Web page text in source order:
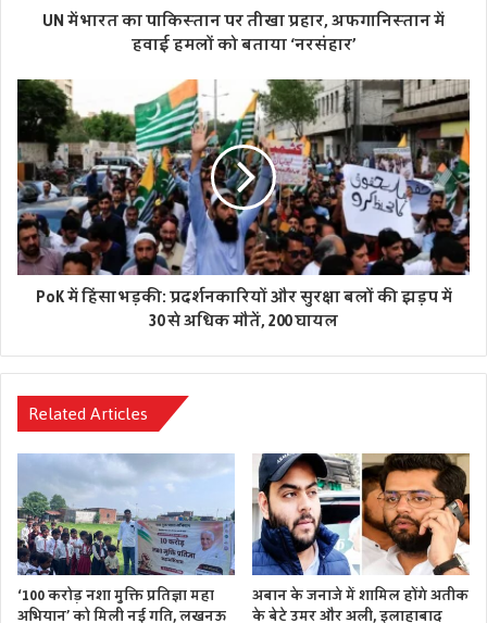
सभी की नजरें बनी रहेंगी।
UN में भारत का पाकिस्तान पर तीखा प्रहार, अफगानिस्तान में
हवाई हमलों को बताया ‘नरसंहार’
PoK में हिंसा भड़की: प्रदर्शनकारियों और सुरक्षा बलों की झड़प में
30 से अधिक मौतें, 200 घायल
Related Articles
‘100 करोड़ नशा मुक्ति प्रतिज्ञा महा
अभियान’ को मिली नई गति, लखनऊ
अबान के जनाजे में शामिल होंगे अतीक
के बेटे उमर और अली, इलाहाबाद